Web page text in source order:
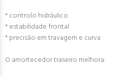
* controlo hidráulico
* estabilidade frontal
* precisão em travagem e curva
O amortecedor traseiro melhora: